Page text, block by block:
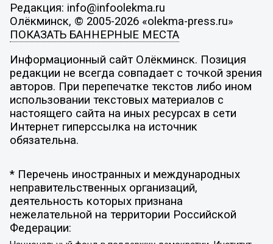
Редакция: info@infoolekma.ru
Олёкминск, © 2005-2026 «olekma-press.ru»
ПОКАЗАТЬ БАННЕРНЫЕ МЕСТА
Информационный сайт Олёкминск. Позиция
редакции не всегда совпадает с точкой зрения
авторов. При перепечатке текстов либо ином
использовании текстовых материалов с
настоящего сайта на иных ресурсах в сети
Интернет гиперссылка на источник
обязательна.
* Перечень иностранных и международных
неправительственных организаций,
деятельность которых признана
нежелательной на территории Российской
Федерации: